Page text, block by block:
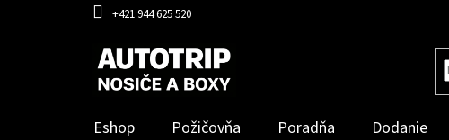
+421 944 625 520
Eshop Požičovňa Poradňa Dodanie